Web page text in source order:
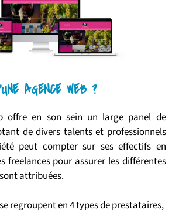
AGENCE WEB ?
offre en son sein un large panel de
de divers talents et professionnels
peut compter sur ses effectifs en
freelances pour assurer les différentes
attribuées.
regroupent en 4 types de prestataires,